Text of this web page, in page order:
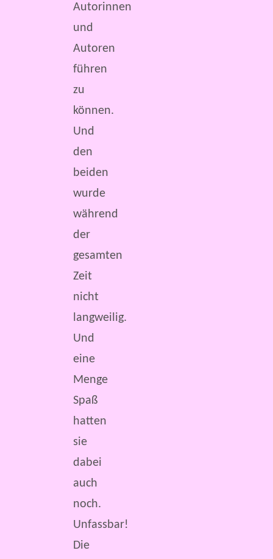
Autorinnen
und
Autoren
führen
zu
können.
Und
den
beiden
wurde
während
der
gesamten
Zeit
nicht
langweilig.
Und
eine
Menge
Spaß
hatten
sie
dabei
auch
noch.
Unfassbar!
Die